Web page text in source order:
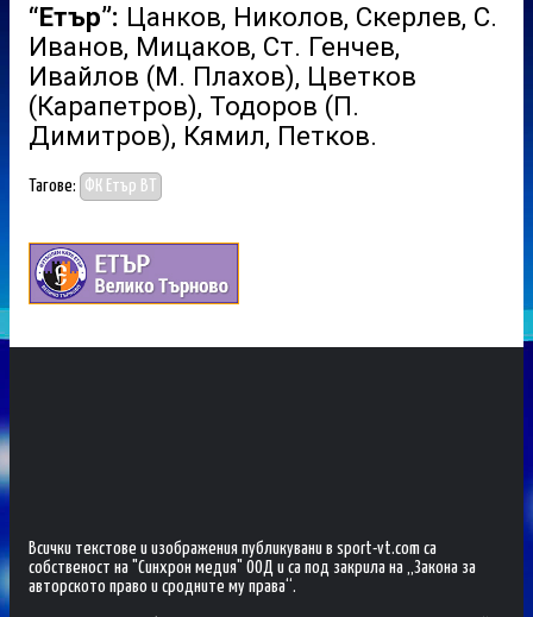
“Етър”: Цанков, Николов, Скерлев, С.
Иванов, Мицаков, Ст. Генчев,
Ивайлов (М. Плахов), Цветков
(Карапетров), Тодоров (П.
Димитров), Кямил, Петков.
Тагове: ФК Етър ВТ
Всички текстове и изображения публикувани в sport-vt.com са
собственост на "Синхрон медия" ООД и са под закрила на „Закона за
авторското право и сродните му права“.